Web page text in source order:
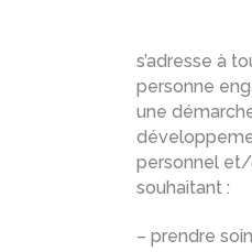
s’adresse à
personne
une
personnel
souhaitant :
– prendre soin